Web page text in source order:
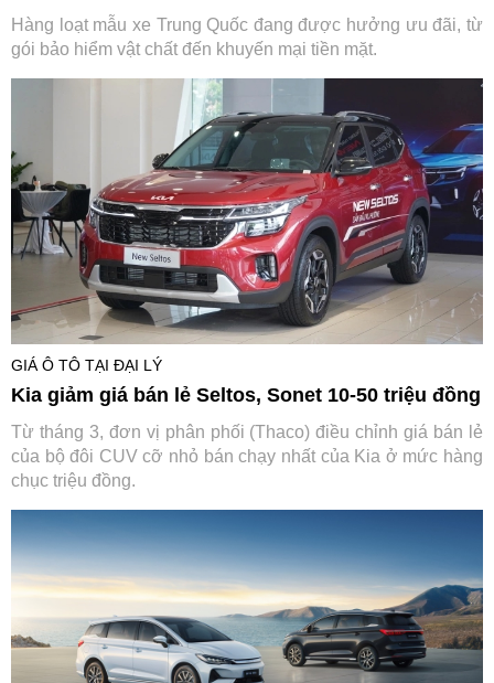
Hàng loạt mẫu xe Trung Quốc đang được hưởng ưu đãi, từ
gói bảo hiểm vật chất đến khuyến mại tiền mặt.
GIÁ Ô TÔ TẠI ĐẠI LÝ
Kia giảm giá bán lẻ Seltos, Sonet 10-50 triệu đồng
Từ tháng 3, đơn vị phân phối (Thaco) điều chỉnh giá bán lẻ
của bộ đôi CUV cỡ nhỏ bán chạy nhất của Kia ở mức hàng
chục triệu đồng.